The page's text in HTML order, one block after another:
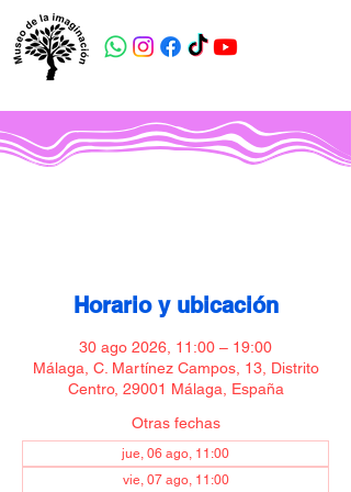
Horario y ubicación
30 ago 2026, 11:00 – 19:00
Málaga, C. Martínez Campos, 13, Distrito
Centro, 29001 Málaga, España
Otras fechas
jue, 06 ago, 11:00
vie, 07 ago, 11:00